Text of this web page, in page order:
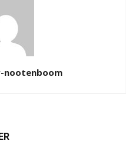
nootenboom